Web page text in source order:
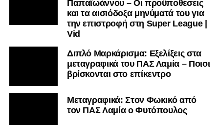
Παπαϊωάννου – Οι προϋποθέσεις
και τα αισιόδοξα μηνύματά του για
την επιστροφή στη Super League |
Vid
Διπλό Μαρκάρισμα: Εξελίξεις στα
μεταγραφικά του ΠΑΣ Λαμία – Ποιοι
βρίσκονται στο επίκεντρο
Μεταγραφικά: Στον Φωκικό από
τον ΠΑΣ Λαμία ο Φυτόπουλος